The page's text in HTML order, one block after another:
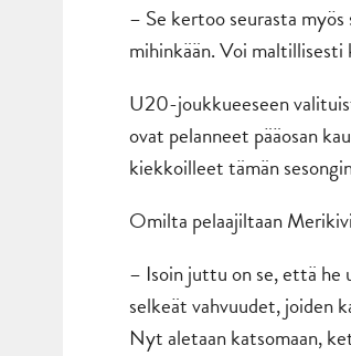
– Se kertoo seurasta
mihinkään. Voi
U20-joukkueeseen
ovat pelanneet pääosan
kiekkoilleet tämän
Omilta pelaajiltaan
– Isoin juttu on se, että he
selkeät vahvuudet, joiden
Nyt aletaan katsomaan,